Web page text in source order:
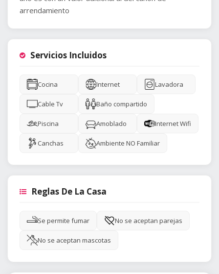
arrendamiento
Servicios Incluidos
Cocina Internet Lavadora
Cable Tv Baño compartido
Piscina Amoblado Internet Wifi
Canchas Ambiente NO Familiar
Reglas De La Casa
Se permite fumar No se aceptan parejas
No se aceptan mascotas